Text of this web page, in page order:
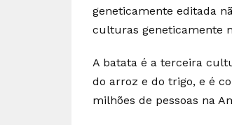
geneticamente editada
culturas geneticamente
A batata é a terceira
do arroz e do trigo, e é
milhões de pessoas na